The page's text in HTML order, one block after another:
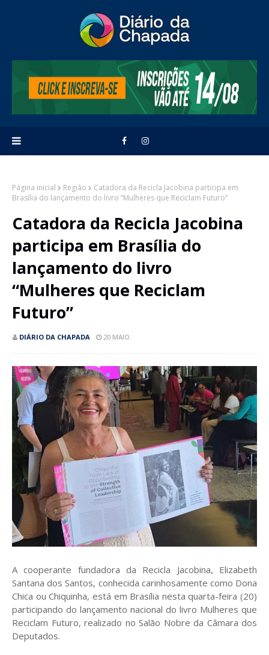
Página inicial Região
Catadora da Recicla Jacobina participa em
Brasília do lançamento do livro “Mulheres que Reciclam Futuro”
Catadora da Recicla Jacobina
participa em Brasília do
lançamento do livro
“Mulheres que Reciclam
Futuro”
DIÁRIO DA CHAPADA 20 MAIO
A cooperante fundadora da Recicla Jacobina, Elizabeth
Santana dos Santos, conhecida carinhosamente como Dona
Chica ou Chiquinha, está em Brasília nesta quarta-feira (20)
participando do lançamento nacional do livro Mulheres que
Reciclam Futuro, realizado no Salão Nobre da Câmara dos
Deputados.